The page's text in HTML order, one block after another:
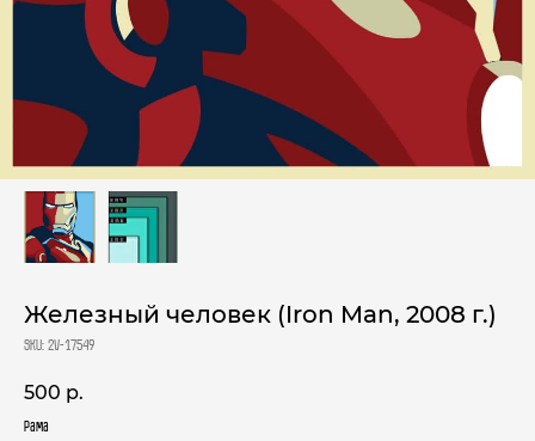
Железный человек (Iron Man, 2008 г.)
SKU: 2V-17549
500 р.
Рама